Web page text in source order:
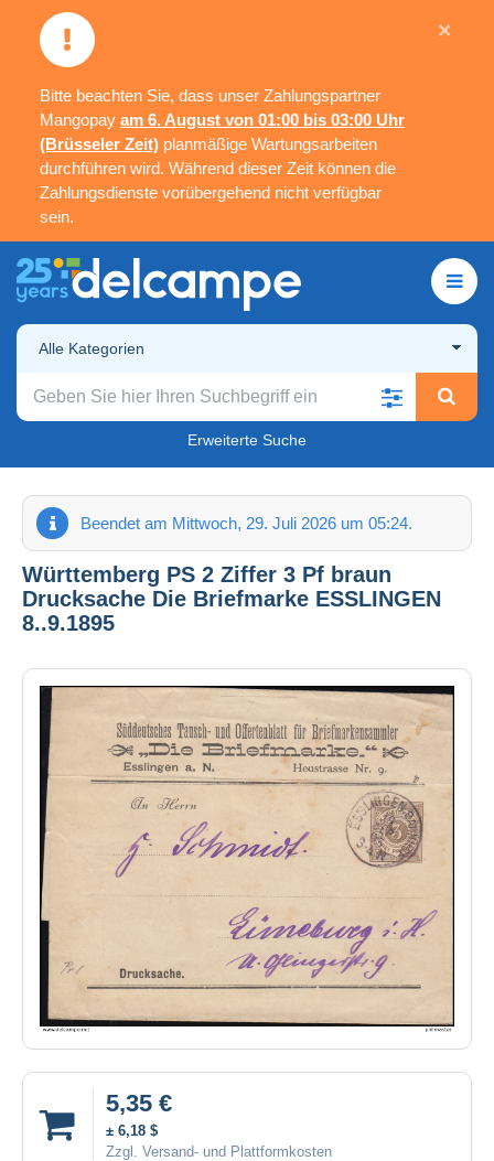
Bitte beachten Sie, dass unser Zahlungspartner
Mangopay am 6. August von 01:00 bis 03:00 Uhr
(Brüsseler Zeit) planmäßige Wartungsarbeiten
durchführen wird. Während dieser Zeit können die
Zahlungsdienste vorübergehend nicht verfügbar
sein.
×
Alle Kategorien
Erweiterte Suche
Beendet am Mittwoch, 29. Juli 2026 um 05:24.
Württemberg PS 2 Ziffer 3 Pf braun
Drucksache Die Briefmarke ESSLINGEN
8..9.1895
5,35 €
± 6,18 $
Zzgl. Versand- und Plattformkosten